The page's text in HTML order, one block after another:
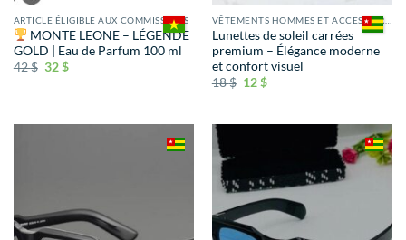
ARTICLE ÉLIGIBLE AUX COMMISSIONS
MONTE LEONE – LÉGENDE
GOLD | Eau de Parfum 100 ml
42$ 32$
Lunettes de soleil carrées
premium – Élégance moderne
et confort visuel
18$ 12$